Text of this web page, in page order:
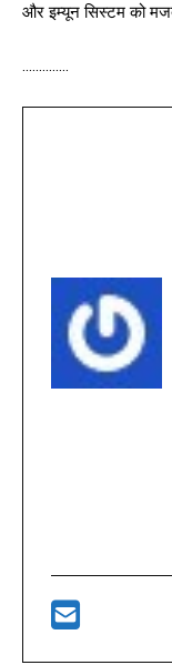
और इम्यून सिस्टम को
…………..